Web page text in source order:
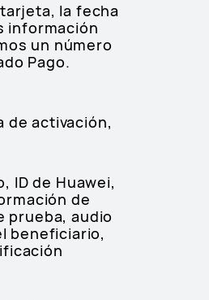
la fecha
información
un número
Pago.
de activación,
ID de Huawei,
de
prueba, audio
beneficiario,